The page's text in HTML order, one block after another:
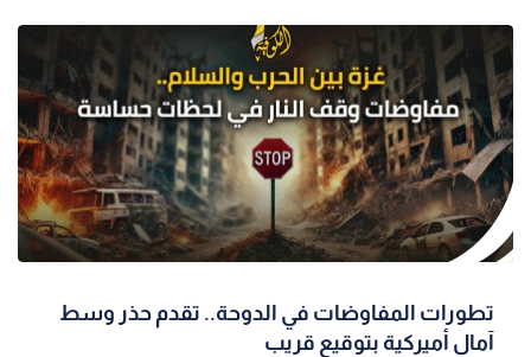
تطورات المفاوضات في الدوحة.. تقدم حذر وسط
آمال أميركية بتوقيع قريب